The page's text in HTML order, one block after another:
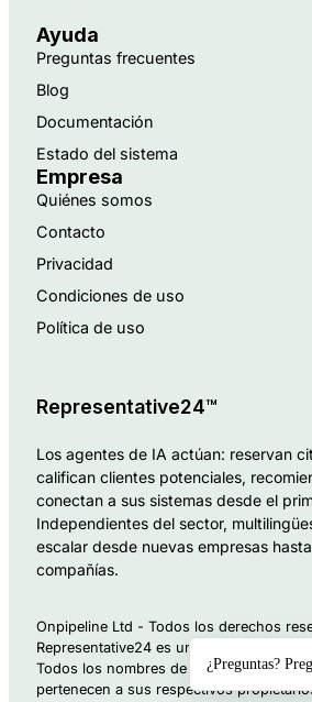
Representative24™
Los agentes de IA actúan: reservan
califican clientes potenciales,
conectan a sus sistemas desde el
Independientes del sector,
escalar desde nuevas empresas
compañías.
Onpipeline Ltd - Todos los derechos
Representative24 es una marca
Todos los nombres de productos,
pertenecen a sus respectivos
Ayuda
Preguntas frecuentes
Blog
Documentación
Estado del sistema
Empresa
Quiénes somos
Contacto
Privacidad
Condiciones de uso
Política de uso
¿Preguntas?